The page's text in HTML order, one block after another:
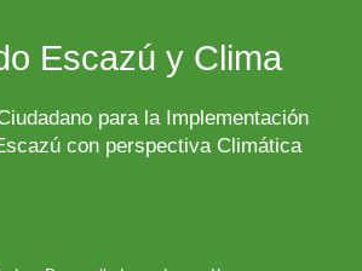
Escazú y Clima
para la Implementación
con perspectiva Climática